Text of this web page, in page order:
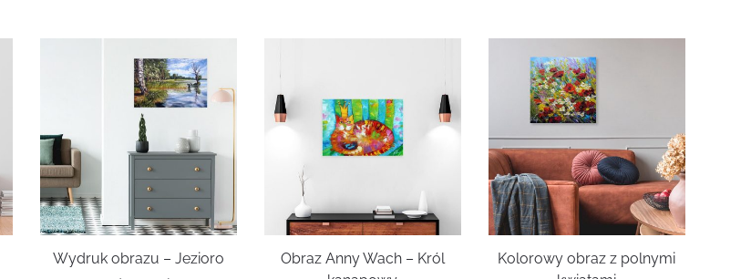
Wydruk obrazu – Jezioro
Obraz Anny Wach – Król
Kolorowy obraz z polnymi